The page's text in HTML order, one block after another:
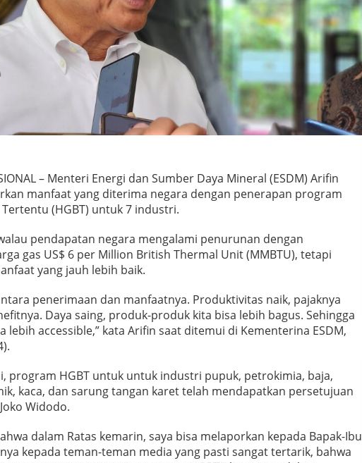
– Menteri Energi dan Sumber Daya Mineral (ESDM) Arifin
manfaat yang diterima negara dengan penerapan program
(HGBT) untuk 7 industri.
pendapatan negara mengalami penurunan dengan
gas US$ 6 per Million British Thermal Unit (MMBTU), tetapi
yang jauh lebih baik.
penerimaan dan manfaatnya. Produktivitas naik, pajaknya
Daya saing, produk-produk kita bisa lebih bagus. Sehingga
lebih accessible,” kata Arifin saat ditemui di Kementerina ESDM,
program HGBT untuk untuk industri pupuk, petrokimia, baja,
kaca, dan sarung tangan karet telah mendapatkan persetujuan
Widodo.
dalam Ratas kemarin, saya bisa melaporkan kepada Bapak-Ibu
kepada teman-teman media yang pasti sangat tertarik, bahwa